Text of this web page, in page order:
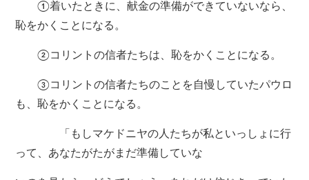
①着いたときに、献金の準備ができていないなら、
恥をかくことになる。
②コリントの信者たちは、恥をかくことになる。
③コリントの信者たちのことを自慢していたパウロ
も、恥をかくことになる。
「もしマケドニヤの人たちが私といっしょに行
って、あなたがたがまだ準備していな